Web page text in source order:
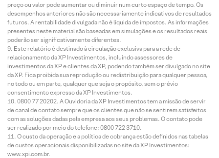
preço ou valor pode aumentar ou diminuir num curto espaço de tempo. Os
desempenhos anteriores não são necessariamente indicativos de resultados
futuros. A rentabilidade divulgada não é líquida de impostos. As informações
presentes neste material são baseadas em simulações e os resultados reais
poderão ser significativamente diferentes.
Este relatório é destinado à circulação exclusiva para a rede de
relacionamento da XP Investimentos, incluindo assessores de
investimentos da XP e clientes da XP, podendo também ser divulgado no site
da XP. Fica proibida sua reprodução ou redistribuição para qualquer pessoa,
no todo ou em parte, qualquer que seja o propósito, sem o prévio
consentimento expresso da XP Investimentos.
0800 77 20202. A Ouvidoria da XP Investimentos tem a missão de servir
de canal de contato sempre que os clientes que não se sentirem satisfeitos
com as soluções dadas pela empresa aos seus problemas. O contato pode
ser realizado por meio do telefone: 0800 722 3710.
O custo da operação e a política de cobrança estão definidos nas tabelas
de custos operacionais disponibilizadas no site da XP Investimentos:
www.xpi.com.br.